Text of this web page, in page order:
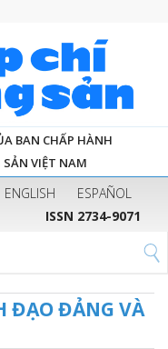
BAN CHẤP HÀNH
VIỆT NAM
ENGLISH
ESPAÑOL
ISSN 2734-9071
ĐẠO ĐẢNG VÀ